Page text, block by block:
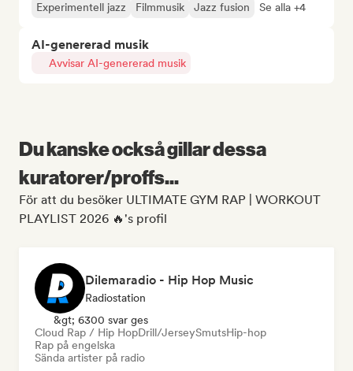
Experimentell jazz
Filmmusik Jazz fusion Se alla +4
AI-genererad musik
Avvisar AI-genererad musik
Du kanske också gillar dessa
kuratorer/proffs...
För att du besöker ULTIMATE GYM RAP | WORKOUT
PLAYLIST 2026 🔥's profil
Dilemaradio - Hip Hop Music
Radiostation
&gt; 6300 svar ges
Cloud Rap / Hip HopDrill/JerseySmutsHip-hop
Rap på engelska
Sända artister på radio